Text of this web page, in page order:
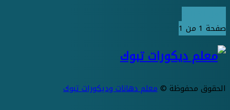
صفحة 1 من 1
الحقوق محفوظة ©معلم دهانات وديكورات تبوك